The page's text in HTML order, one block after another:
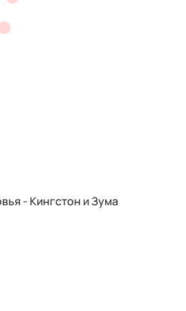
- Кингстон и Зума